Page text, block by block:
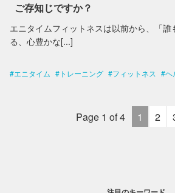
ご存知じですか？
エニタイムフィットネスは以前から、「
る、心豊かな[...]
エニタイム トレーニング フィットネス ヘ
Page 1 of 4 1 2